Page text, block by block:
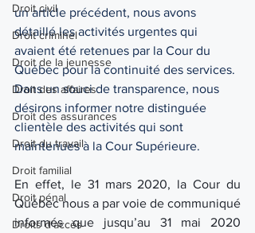
Droit civil
Droit criminel
Droit de la jeunesse
Droit des affaires
Droit des assurances
Droit du travail
Droit familial
Droit pénal
Droits d'accès
un article précédent, nous avons
détaillé les activités urgentes qui
avaient été retenues par la Cour du
Québec pour la continuité des services.
Dans un souci de transparence, nous
désirons informer notre distinguée
clientèle des activités qui sont
maintenues à la Cour Supérieure.
En effet, le 31 mars 2020, la Cour du
Québec nous a par voie de communiqué
informés que jusqu’au 31 mai 2020